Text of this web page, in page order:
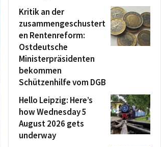
Kritik an der
zusammengeschustert
en Rentenreform:
Ostdeutsche
Ministerpräsidenten
bekommen
Schützenhilfe vom DGB
Hello Leipzig: Here’s
how Wednesday 5
August 2026 gets
underway